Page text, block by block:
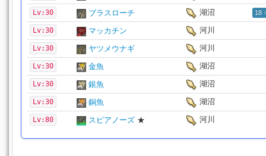
Lv:30 ブラスローチ 湖沼 18
Lv:30 マッカチン 河川
Lv:30 ヤツメウナギ 河川
Lv:30 金魚 湖沼
Lv:30 銀魚 湖沼
Lv:30 銅魚 湖沼
Lv:80 スピアノーズ ★ 河川